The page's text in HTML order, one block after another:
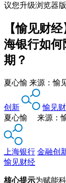
议您升级浏览器
【愉见财
海银行如何
期？
夏心愉 来源：愉
创新
愉见
夏心愉 来源：
上海银行 金融创
愉见财经
核心提示为赋能